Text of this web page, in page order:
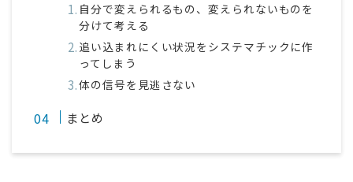
自分で変えられるもの、変えられないものを
分けて考える
追い込まれにくい状況をシステマチックに作
ってしまう
体の信号を見逃さない
まとめ